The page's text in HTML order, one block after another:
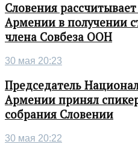
Словения
Армении в получении
члена Совбеза ООН
30 мая 20:23
Председатель
Армении принял
собрания Словении
30 мая 20:22